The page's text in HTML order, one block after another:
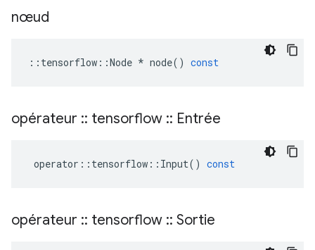
nœud
:: tensorflow ::Node * node() const
opérateur :: tensorflow :: Entrée
operator :: tensorflow :: Input() const
opérateur :: tensorflow :: Sortie